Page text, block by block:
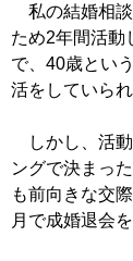
私の結婚相談
ため2年間活動
で、40歳とい
活をしていら
しかし、活動
ングで決まっ
も前向きな交
月で成婚退会